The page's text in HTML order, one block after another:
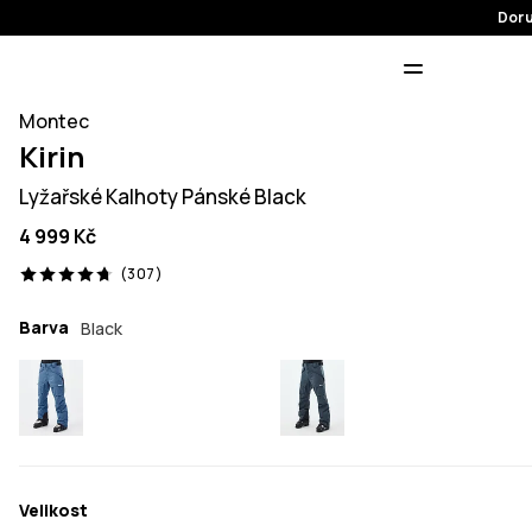
Montec
Kirin
Lyžařské Kalhoty Pánské Black
4 999 Kč
(307)
307 recenze, 4.7/5
Barva Black
Velikost